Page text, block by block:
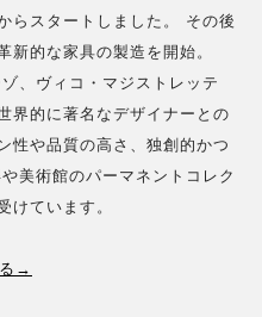
らスタートしました。 その後
新的な家具の製造を開始。
、ヴィコ・マジストレッテ
界的に著名なデザイナーとの
性や品質の高さ、独創的かつ
美術館のパーマネントコレク
けています。
→